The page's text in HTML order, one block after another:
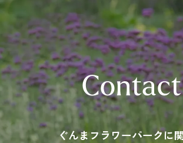
Contact
ぐんまフラワーパークに